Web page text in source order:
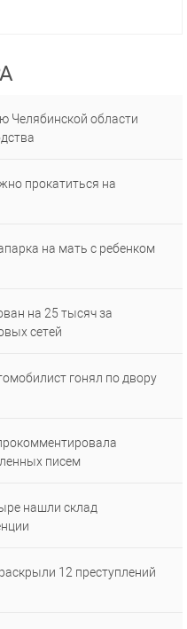
Челябинской области
прокатиться на
на мать с ребенком
на 25 тысяч за
сетей
гонял по двору
писем
нашли склад
12 преступлений